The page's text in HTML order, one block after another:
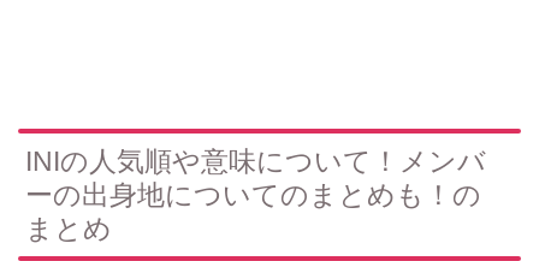
INIの人気順や意味について！メンバ
ーの出身地についてのまとめも！の
まとめ